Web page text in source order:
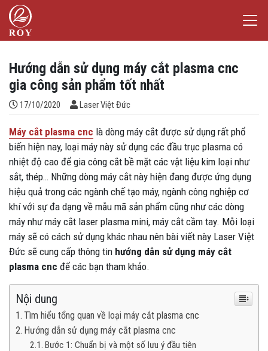
Chuyển đến nội dung
Laser Việt Đức
Hướng dẫn sử dụng máy cắt plasma cnc
gia công sản phẩm tốt nhất
17/10/2020 Đăng bởi
Laser Việt Đức
Máy cắt plasma cnc là dòng máy cắt được sử dụng rất phổ
biến hiện nay, loại máy này sử dụng các đầu trục plasma có
nhiệt độ cao để gia công cắt bề mặt các vật liệu kim loại như
sắt, thép… Những dòng máy cắt này hiện đang được ứng dụng
hiệu quả trong các ngành chế tạo máy, ngành công nghiệp cơ
khí với sự đa dạng về mẫu mã sản phẩm cũng như các dòng
máy như máy cắt laser plasma mini, máy cắt cầm tay. Mỗi loại
máy sẽ có cách sử dụng khác nhau nên bài viết này Laser Việt
Đức sẽ cung cấp thông tin hướng dẫn sử dụng máy cắt
plasma cnc để các bạn tham khảo.
Nội dung
Tìm hiểu tổng quan về loại máy cắt plasma cnc
Hướng dẫn sử dụng máy cắt plasma cnc
Bước 1: Chuẩn bị và một số lưu ý đầu tiên